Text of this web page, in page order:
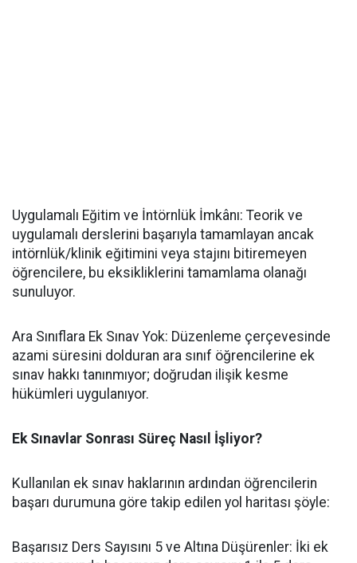
​Uygulamalı Eğitim ve İntörnlük İmkânı: Teorik ve
uygulamalı derslerini başarıyla tamamlayan ancak
intörnlük/klinik eğitimini veya stajını bitiremeyen
öğrencilere, bu eksikliklerini tamamlama olanağı
sunuluyor.
​Ara Sınıflara Ek Sınav Yok: Düzenleme çerçevesinde
azami süresini dolduran ara sınıf öğrencilerine ek
sınav hakkı tanınmıyor; doğrudan ilişik kesme
hükümleri uygulanıyor.
Ek Sınavlar Sonrası Süreç Nasıl İşliyor?
​Kullanılan ek sınav haklarının ardından öğrencilerin
başarı durumuna göre takip edilen yol haritası şöyle:
​Başarısız Ders Sayısını 5 ve Altına Düşürenler: İki ek